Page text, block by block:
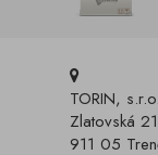
TORIN, s.r.o.
Zlatovská
911 05